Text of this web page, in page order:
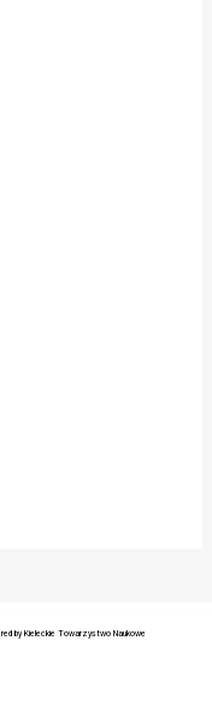
by Kieleckie Towarzystwo Naukowe